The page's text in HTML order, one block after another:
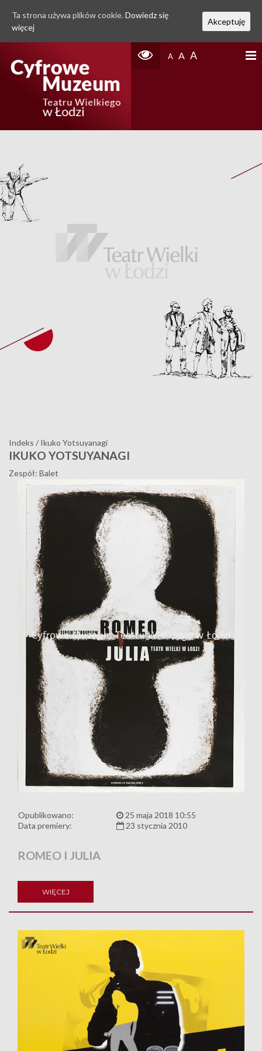
A A A
Indeks / Ikuko Yotsuyanagi
IKUKO YOTSUYANAGI
Zespół: Balet
Opublikowano:
25 maja 2018 10:55
Data premiery:
23 stycznia 2010
ROMEO I JULIA
WIĘCEJ
Ta strona używa plików cookie. Dowiedz się
więcej
Akceptuję